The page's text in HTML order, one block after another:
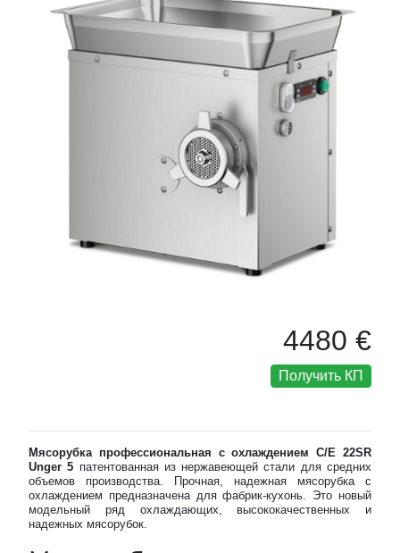
4480 €
Получить КП
Мясорубка профессиональная с охлаждением C/E 22SR
Unger 5 патентованная из нержавеющей стали для средних
объемов производства. Прочная, надежная мясорубка с
охлаждением предназначена для фабрик-кухонь. Это новый
модельный ряд охлаждающих, высококачественных и
надежных мясорубок.